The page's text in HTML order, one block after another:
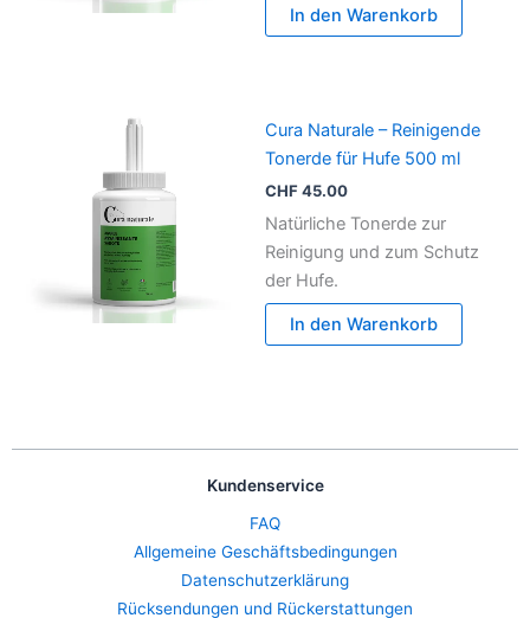
In den Warenkorb
Cura Naturale – Reinigende
Tonerde für Hufe 500 ml
CHF45.00
Natürliche Tonerde zur
Reinigung und zum Schutz
der Hufe.
In den Warenkorb
Kundenservice
FAQ
Allgemeine Geschäftsbedingungen
Datenschutzerklärung
Rücksendungen und Rückerstattungen